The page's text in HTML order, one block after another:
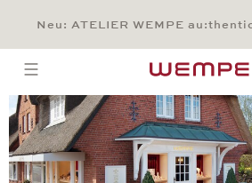
Main Content
Main Menu
Search
Footer
Neu: ATELIER WEMPE
open menu